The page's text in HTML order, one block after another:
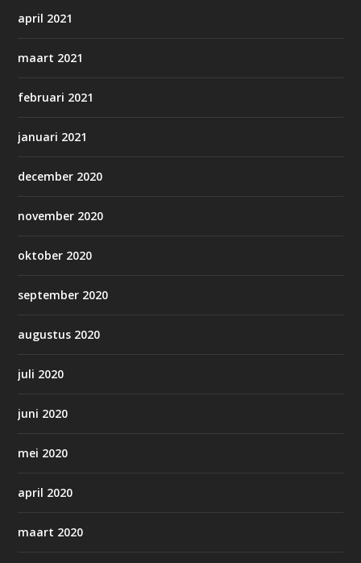
april 2021
maart 2021
februari 2021
januari 2021
december 2020
november 2020
oktober 2020
september 2020
augustus 2020
juli 2020
juni 2020
mei 2020
april 2020
maart 2020